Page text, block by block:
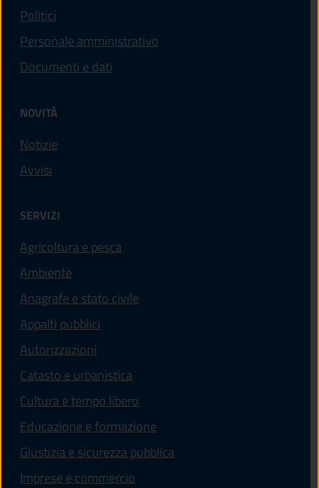
Politici
Personale amministrativo
Documenti e dati
NOVITÀ
Notizie
Avvisi
SERVIZI
Agricoltura e pesca
Ambiente
Anagrafe e stato civile
Appalti pubblici
Autorizzazioni
Catasto e urbanistica
Cultura e tempo libero
Educazione e formazione
Giustizia e sicurezza pubblica
Imprese e commercio